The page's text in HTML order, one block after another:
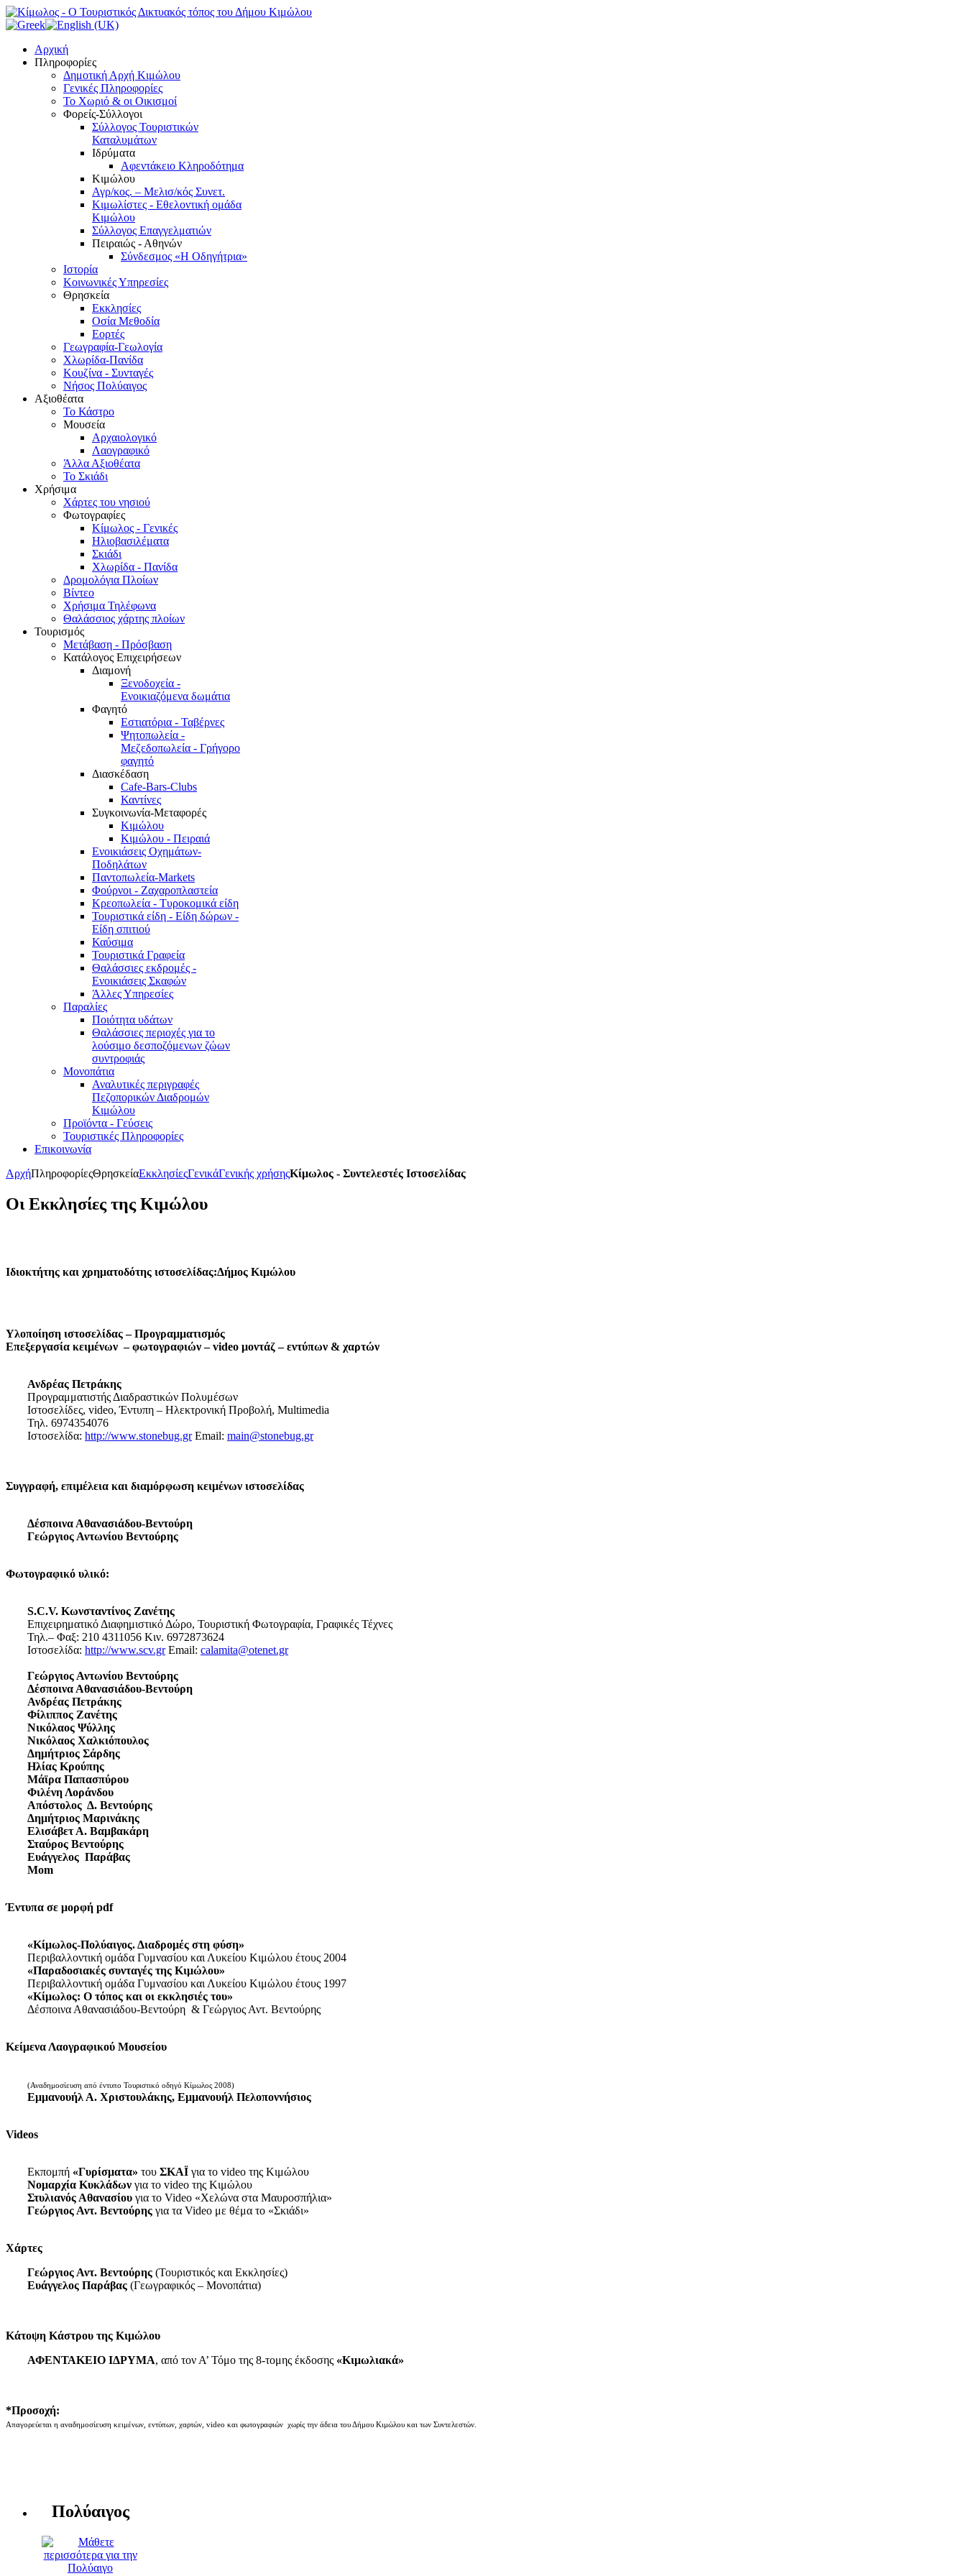
Αρχική
Πληροφορίες
Δημοτική Αρχή Κιμώλου
Γενικές Πληροφορίες
Το Xωριό & οι Οικισμοί
Φορείς-Σύλλογοι
Σύλλογος Τουριστικών
Καταλυμάτων
Ιδρύματα
Αφεντάκειο Κληροδότημα
Κιμώλου
Αγρ/κος. – Μελισ/κός Συνετ.
Κιμωλίστες - Εθελοντική ομάδα
Κιμώλου
Σύλλογος Επαγγελματιών
Πειραιώς - Αθηνών
Σύνδεσμος «Η Οδηγήτρια»
Ιστορία
Κοινωνικές Υπηρεσίες
Θρησκεία
Εκκλησίες
Οσία Μεθοδία
Εορτές
Γεωγραφία-Γεωλογία
Χλωρίδα-Πανίδα
Κουζίνα - Συνταγές
Νήσος Πολύαιγος
Αξιοθέατα
Το Κάστρο
Μουσεία
Αρχαιολογικό
Λαογραφικό
Άλλα Αξιοθέατα
Το Σκιάδι
Χρήσιμα
Χάρτες του νησιού
Φωτογραφίες
Κίμωλος - Γενικές
Ηλιοβασιλέματα
Σκιάδι
Χλωρίδα - Πανίδα
Δρομολόγια Πλοίων
Βίντεο
Χρήσιμα Τηλέφωνα
Θαλάσσιος χάρτης πλοίων
Τουρισμός
Μετάβαση - Πρόσβαση
Κατάλογος Επιχειρήσεων
Διαμονή
Ξενοδοχεία -
Ενοικιαζόμενα δωμάτια
Φαγητό
Εστιατόρια - Ταβέρνες
Ψητοπωλεία -
Μεζεδοπωλεία - Γρήγορο
φαγητό
Διασκέδαση
Cafe-Bars-Clubs
Καντίνες
Συγκοινωνία-Μεταφορές
Κιμώλου
Κιμώλου - Πειραιά
Ενοικιάσεις Οχημάτων-
Ποδηλάτων
Παντοπωλεία-Markets
Φούρνοι - Ζαχαροπλαστεία
Κρεοπωλεία - Τυροκομικά είδη
Τουριστικά είδη - Είδη δώρων -
Είδη σπιτιού
Καύσιμα
Τουριστικά Γραφεία
Θαλάσσιες εκδρομές -
Ενοικιάσεις Σκαφών
Άλλες Υπηρεσίες
Παραλίες
Ποιότητα υδάτων
Θαλάσσιες περιοχές για το
λούσιμο δεσποζόμενων ζώων
συντροφιάς
Μονοπάτια
Αναλυτικές περιγραφές
Πεζοπορικών Διαδρομών
Κιμώλου
Προϊόντα - Γεύσεις
Τουριστικές Πληροφορίες
Επικοινωνία
ΑρχήΠληροφορίεςΘρησκείαΕκκλησίεςΓενικάΓενικής χρήσηςΚίμωλος - Συντελεστές Ιστοσελίδας
Οι Εκκλησίες της Κιμώλου
Ιδιοκτήτης και χρηματοδότης ιστοσελίδας:Δήμος Κιμώλου
Υλοποίηση ιστοσελίδας – Προγραμματισμός
Επεξεργασία κειμένων – φωτογραφιών – video μοντάζ – εντύπων & χαρτών
Ανδρέας Πετράκης
Προγραμματιστής Διαδραστικών Πολυμέσων
Ιστοσελίδες, video, Έντυπη – Ηλεκτρονική Προβολή, Multimedia
Τηλ. 6974354076
Ιστοσελίδα: http://www.stonebug.grEmail: main@stonebug.gr
Συγγραφή, επιμέλεια και διαμόρφωση κειμένων ιστοσελίδας
Δέσποινα Αθανασιάδου-Βεντούρη
Γεώργιος Αντωνίου Βεντούρης
Φωτογραφικό υλικό:
S.C.V. Κωνσταντίνος Ζανέτης
Επιχειρηματικό Διαφημιστικό Δώρο, Τουριστική Φωτογραφία, Γραφικές Τέχνες
Τηλ.– Φαξ: 210 4311056 Κιν. 6972873624
Ιστοσελίδα: http://www.scv.grEmail: calamita@otenet.gr
Γεώργιος Αντωνίου Βεντούρης
Δέσποινα Αθανασιάδου-Βεντούρη
Ανδρέας Πετράκης
Φίλιππος Ζανέτης
Νικόλαος Ψύλλης
Νικόλαος Χαλκιόπουλος
Δημήτριος Σάρδης
Ηλίας Κρούπης
Μάϊρα Παπασπύρου
Φιλένη Λοράνδου
Απόστολος Δ. Βεντούρης
Δημήτριος Μαρινάκης
Ελισάβετ Α. Βαμβακάρη
Σταύρος Βεντούρης
Ευάγγελος Παράβας
Mom
Έντυπα σε μορφή pdf
«Κίμωλος-Πολύαιγος. Διαδρομές στη φύση»
Περιβαλλοντική ομάδα Γυμνασίου και Λυκείου Κιμώλου έτους 2004
«Παραδοσιακές συνταγές της Κιμώλου»
Περιβαλλοντική ομάδα Γυμνασίου και Λυκείου Κιμώλου έτους 1997
«Κίμωλος: Ο τόπος και οι εκκλησιές του»
Δέσποινα Αθανασιάδου-Βεντούρη & Γεώργιος Αντ. Βεντούρης
Κείμενα Λαογραφικού Μουσείου
(Αναδημοσίευση από έντυπο Τουριστικό οδηγό Κίμωλος 2008)
Εμμανουήλ Α. Χριστουλάκης, Εμμανουήλ Πελοποννήσιος
Videos
Εκπομπή «Γυρίσματα» του ΣΚΑΪ για το video της Κιμώλου
Νομαρχία Κυκλάδων για το video της Κιμώλου
Στυλιανός Αθανασίου για το Video «Χελώνα στα Μαυροσπήλια»
Γεώργιος Αντ. Βεντούρης για τα Video με θέμα το «Σκιάδι»
Χάρτες
Γεώργιος Αντ. Βεντούρης (Τουριστικός και Εκκλησίες)
Ευάγγελος Παράβας (Γεωγραφικός – Μονοπάτια)
Κάτοψη Κάστρου της Κιμώλου
ΑΦΕΝΤΑΚΕΙΟ ΙΔΡΥΜΑ, από τον Α’ Τόμο της 8-τομης έκδοσης «Κιμωλιακά»
*Προσοχή:
Απαγορεύεται η αναδημοσίευση κειμένων, εντύπων, χαρτών, video και φωτογραφιών χωρίς την άδεια του Δήμου Κιμώλου και των Συντελεστών.
Πολύαιγος